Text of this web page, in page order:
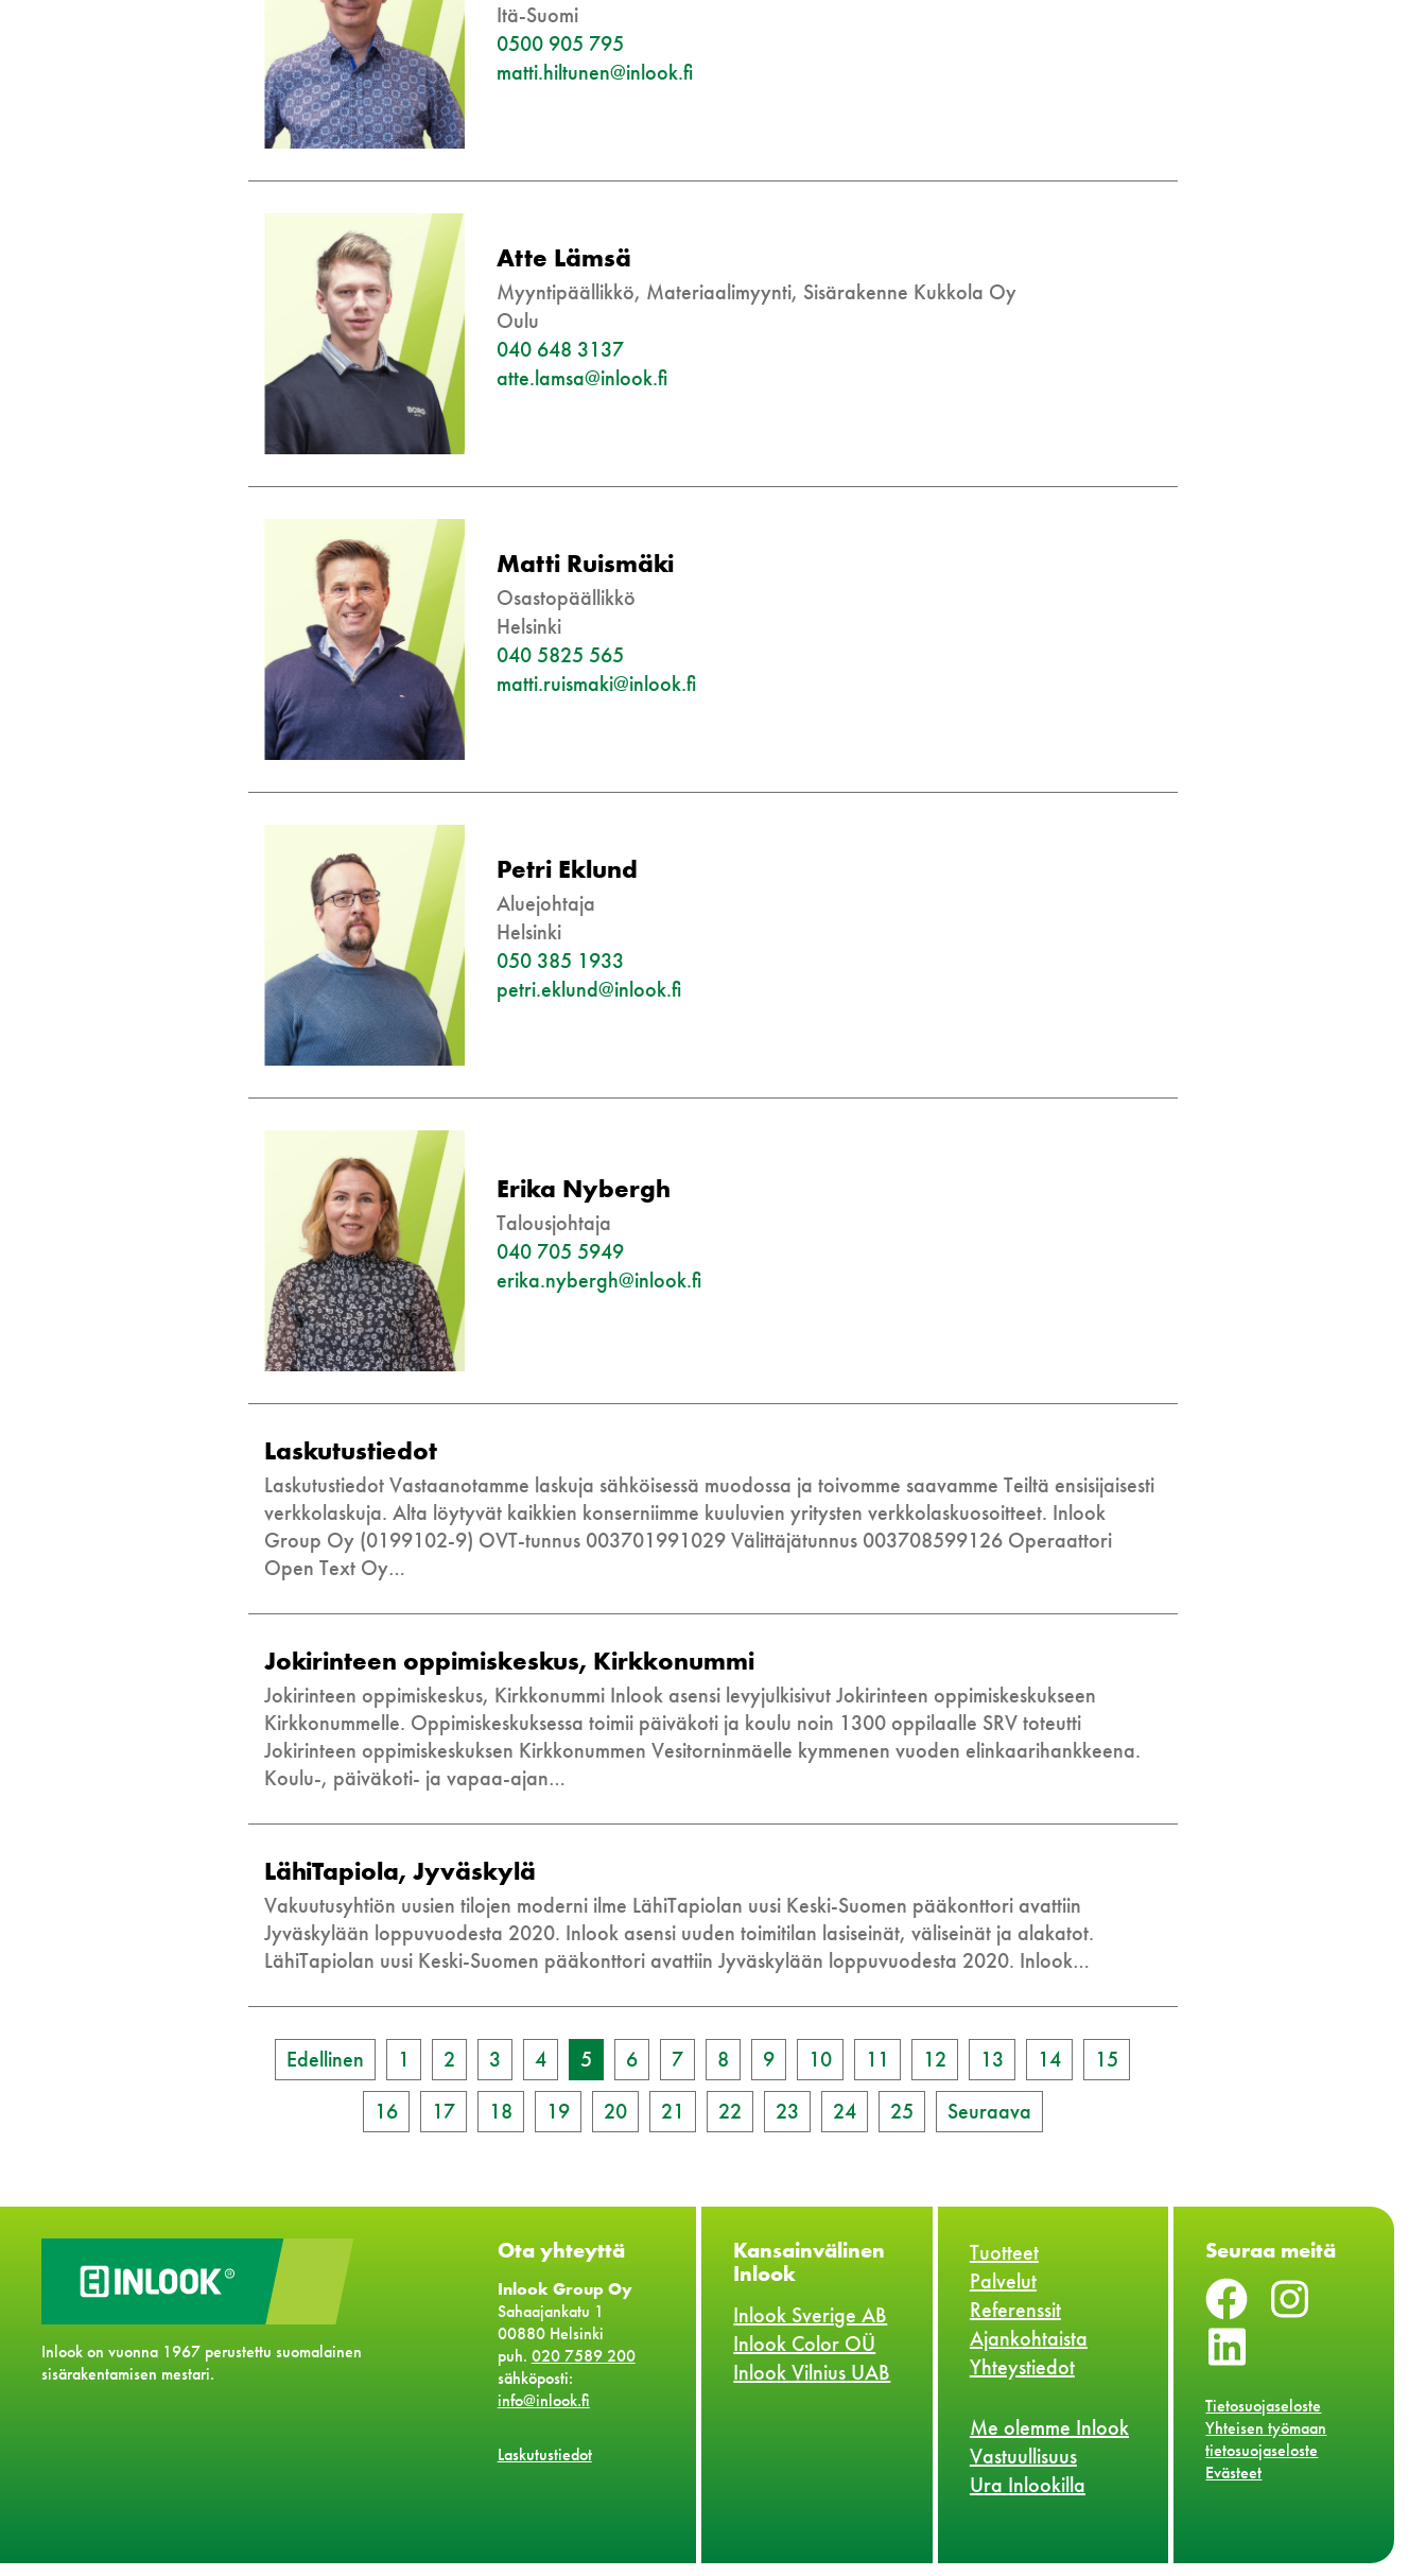
Itä-Suomi
0500 905 795
matti.hiltunen@inlook.fi
Atte Lämsä
Myyntipäällikkö, Materiaalimyynti, Sisärakenne Kukkola Oy
Oulu
040 648 3137
atte.lamsa@inlook.fi
Matti Ruismäki
Osastopäällikkö
Helsinki
040 5825 565
matti.ruismaki@inlook.fi
Petri Eklund
Aluejohtaja
Helsinki
050 385 1933
petri.eklund@inlook.fi
Erika Nybergh
Talousjohtaja
040 705 5949
erika.nybergh@inlook.fi
Laskutustiedot
Laskutustiedot Vastaanotamme laskuja sähköisessä muodossa ja toivomme saavamme Teiltä ensisijaisesti
verkkolaskuja. Alta löytyvät kaikkien konserniimme kuuluvien yritysten verkkolaskuosoitteet. Inlook
Group Oy (0199102-9) OVT-tunnus 003701991029 Välittäjätunnus 003708599126 Operaattori
Open Text Oy…
Jokirinteen oppimiskeskus, Kirkkonummi
Jokirinteen oppimiskeskus, Kirkkonummi Inlook asensi levyjulkisivut Jokirinteen oppimiskeskukseen
Kirkkonummelle. Oppimiskeskuksessa toimii päiväkoti ja koulu noin 1300 oppilaalle SRV toteutti
Jokirinteen oppimiskeskuksen Kirkkonummen Vesitorninmäelle kymmenen vuoden elinkaarihankkeena.
Koulu-, päiväkoti- ja vapaa-ajan…
LähiTapiola, Jyväskylä
Vakuutusyhtiön uusien tilojen moderni ilme LähiTapiolan uusi Keski-Suomen pääkonttori avattiin
Jyväskylään loppuvuodesta 2020. Inlook asensi uuden toimitilan lasiseinät, väliseinät ja alakatot.
LähiTapiolan uusi Keski-Suomen pääkonttori avattiin Jyväskylään loppuvuodesta 2020. Inlook…
Edellinen 1 2 3 4 5 6 7 8 9 10 11 12 13 14
15
16
17 18 19 20 21 22 23 24 25 Seuraava
Inlook on vuonna 1967 perustettu suomalainen
sisärakentamisen mestari.
Ota yhteyttä
Inlook Group Oy
Sahaajankatu 1
00880 Helsinki
puh. 020 7589 200
sähköposti:
info@inlook.fi
Laskutustiedot
Kansainvälinen
Inlook
Inlook Sverige AB
Inlook Color OÜ
Inlook Vilnius UAB
Tuotteet
Palvelut
Referenssit
Ajankohtaista
Yhteystiedot
Me olemme Inlook
Vastuullisuus
Ura Inlookilla
Seuraa meitä
Tietosuojaseloste
Yhteisen työmaan
tietosuojaseloste
Evästeet